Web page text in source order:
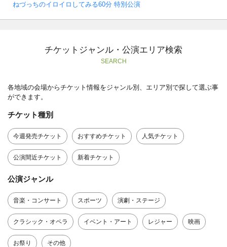
ねづっちのイロイロしてみる60分 特別公演
チケットジャンル・公演エリア検索
SEARCH
各地域の会場からチケット情報をジャンル別、エリア別で探して選ぶ事
ができます。
チケット種別
今週発売チケット おすすめチケット 人気チケット
公演間近チケット 新着チケット
公演ジャンル
音楽・コンサート スポーツ 演劇・ステージ
クラシック・オペラ イベント・アート レジャー 映画
お祭り その他